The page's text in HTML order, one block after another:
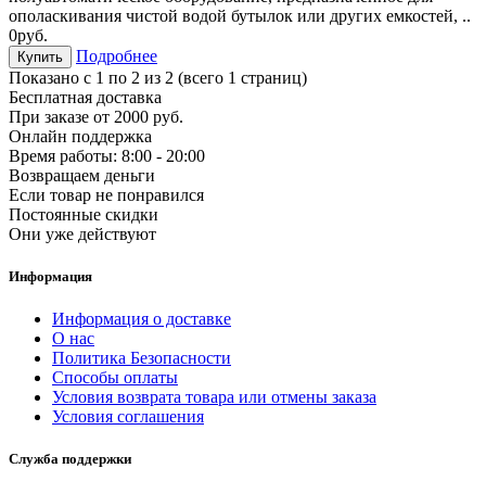
ополаскивания чистой водой бутылок или других емкостей, ..
0руб.
Купить
Подробнее
Показано с 1 по 2 из 2 (всего 1 страниц)
Бесплатная доставка
При заказе от 2000 руб.
Онлайн поддержка
Время работы: 8:00 - 20:00
Возвращаем деньги
Если товар не понравился
Постоянные скидки
Они уже действуют
Информация
Информация о доставке
О нас
Политика Безопасности
Способы оплаты
Условия возврата товара или отмены заказа
Условия соглашения
Служба поддержки